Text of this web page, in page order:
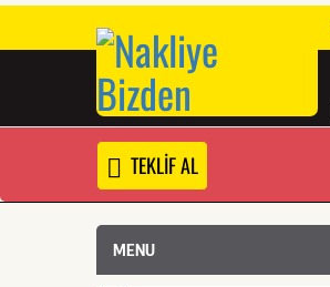
TEKLİF AL
MENU